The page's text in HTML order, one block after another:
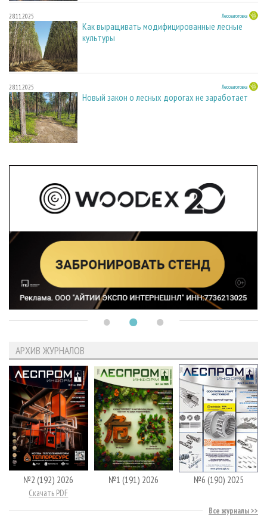
28.11.2025 Лесозаготовка
Как выращивать модифицированные лесные
культуры
28.11.2025 Лесозаготовка
Новый закон о лесных дорогах не заработает
АРХИВ ЖУРНАЛОВ
№2 (192) 2026
Скачать PDF
№1 (191) 2026 №6 (190) 2025
Все журналы